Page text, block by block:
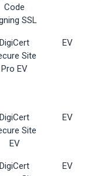
Code
SSL
DigiCert
Site
Pro EV
EV
DigiCert
Site
EV
EV
DigiCert
EV